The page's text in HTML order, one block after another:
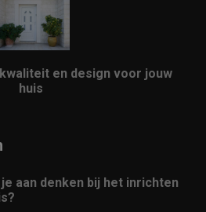
en design voor jouw
huis
aan denken bij het inrichten